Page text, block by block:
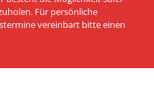
Für persönliche
vereinbart bitte einen